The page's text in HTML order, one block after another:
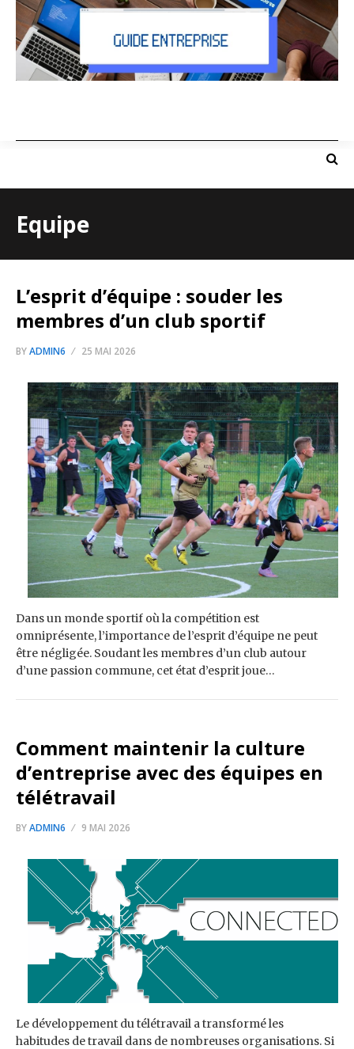
Equipe
L’esprit d’équipe : souder les
membres d’un club sportif
BYADMIN6 25 MAI 2026
Dans un monde sportif où la compétition est
omniprésente, l’importance de l’esprit d’équipe ne peut
être négligée. Soudant les membres d’un club autour
d’une passion commune, cet état d’esprit joue…
Comment maintenir la culture
d’entreprise avec des équipes en
télétravail
BYADMIN6 9 MAI 2026
Le développement du télétravail a transformé les
habitudes de travail dans de nombreuses organisations. Si